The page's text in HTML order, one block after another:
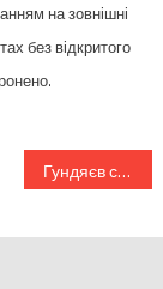
на зовнішні
без відкритого
Гундяєв скаржиться Папі та генсеку ООН що його упирів женуть з Києво-Печерської лаври